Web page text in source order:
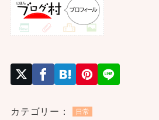
カテゴリー： 日常